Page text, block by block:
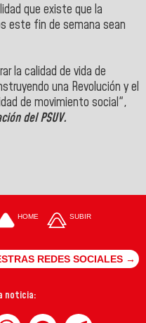
que existe que la
este fin de semana sean
la calidad de vida de
una Revolución y el
de movimiento social",
del PSUV.
HOME SUBIR
REDES SOCIALES →
noticia: